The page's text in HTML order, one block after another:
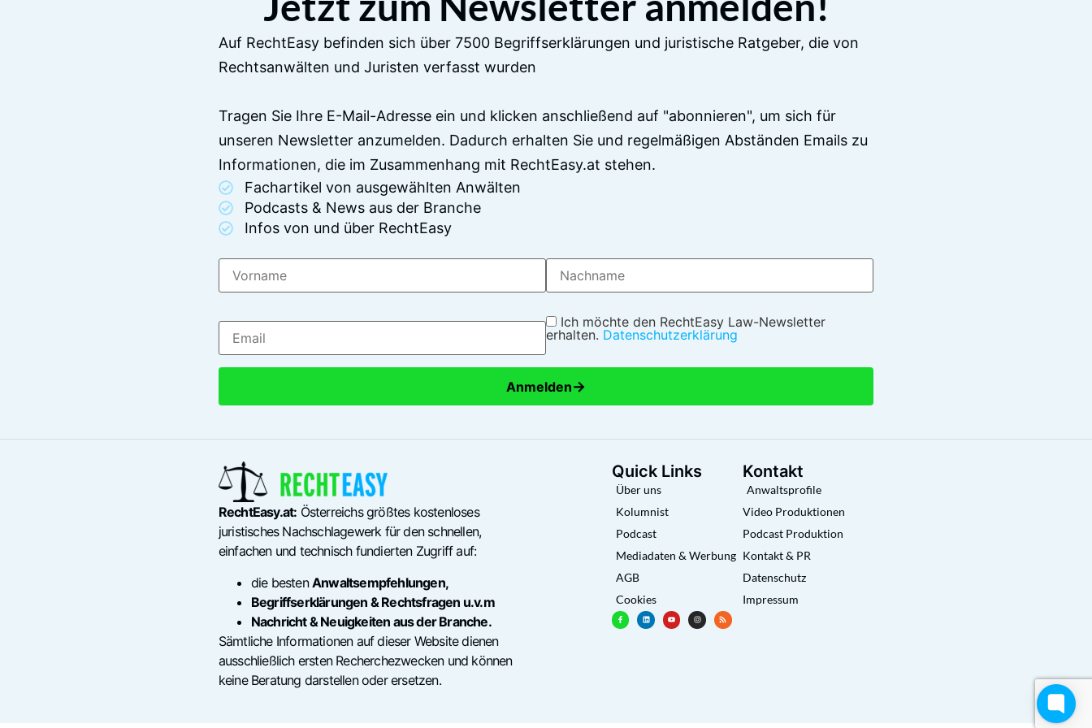
Auf RechtEasy befinden sich über 7500 Begriffserklärungen und juristische Ratgeber, die von
Rechtsanwälten und Juristen verfasst wurden
Tragen Sie Ihre E-Mail-Adresse ein und klicken anschließend auf "abonnieren", um sich für
unseren Newsletter anzumelden. Dadurch erhalten Sie und regelmäßigen Abständen Emails zu
Informationen, die im Zusammenhang mit RechtEasy.at stehen.
Fachartikel von ausgewählten Anwälten
Podcasts & News aus der Branche
Infos von und über RechtEasy
Ich möchte den RechtEasy Law-Newsletter
erhalten. Datenschutzerklärung
Anmelden→
RechtEasy.at: Österreichs größtes kostenloses
juristisches Nachschlagewerk für den schnellen,
einfachen und technisch fundierten Zugriff auf:
die bestenAnwaltsempfehlungen,
Begriffserklärungen & Rechtsfragen u.v.m
Nachricht & Neuigkeiten aus der Branche.
Sämtliche Informationen auf dieser Website dienen
ausschließlich ersten Recherchezwecken und können
keine Beratung darstellen oder ersetzen.
Quick Links
Über uns
Kolumnist
Podcast
Mediadaten & Werbung
AGB
Cookies
Kontakt
Anwaltsprofile
Video Produktionen
Podcast Produktion
Kontakt & PR
Datenschutz
Impressum